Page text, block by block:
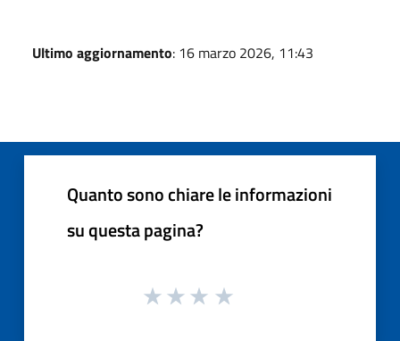
Ultimo aggiornamento: 16 marzo 2026, 11:43
Quanto sono chiare le informazioni
su questa pagina?